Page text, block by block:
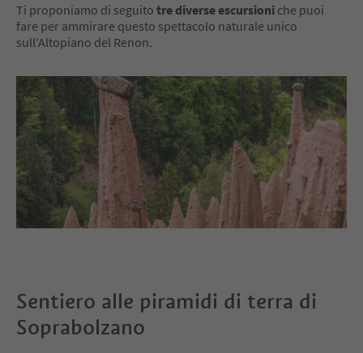
Ti proponiamo di seguito tre diverse escursioni che puoi
fare per ammirare questo spettacolo naturale unico
sull'Altopiano del Renon.
Sentiero alle piramidi di terra di
Soprabolzano